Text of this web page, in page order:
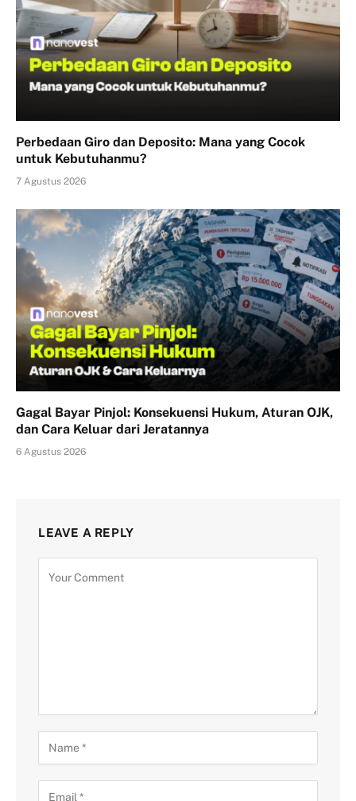
Perbedaan Giro dan Deposito: Mana yang Cocok
untuk Kebutuhanmu?
7 Agustus 2026
Gagal Bayar Pinjol: Konsekuensi Hukum, Aturan OJK,
dan Cara Keluar dari Jeratannya
6 Agustus 2026
LEAVE A REPLY